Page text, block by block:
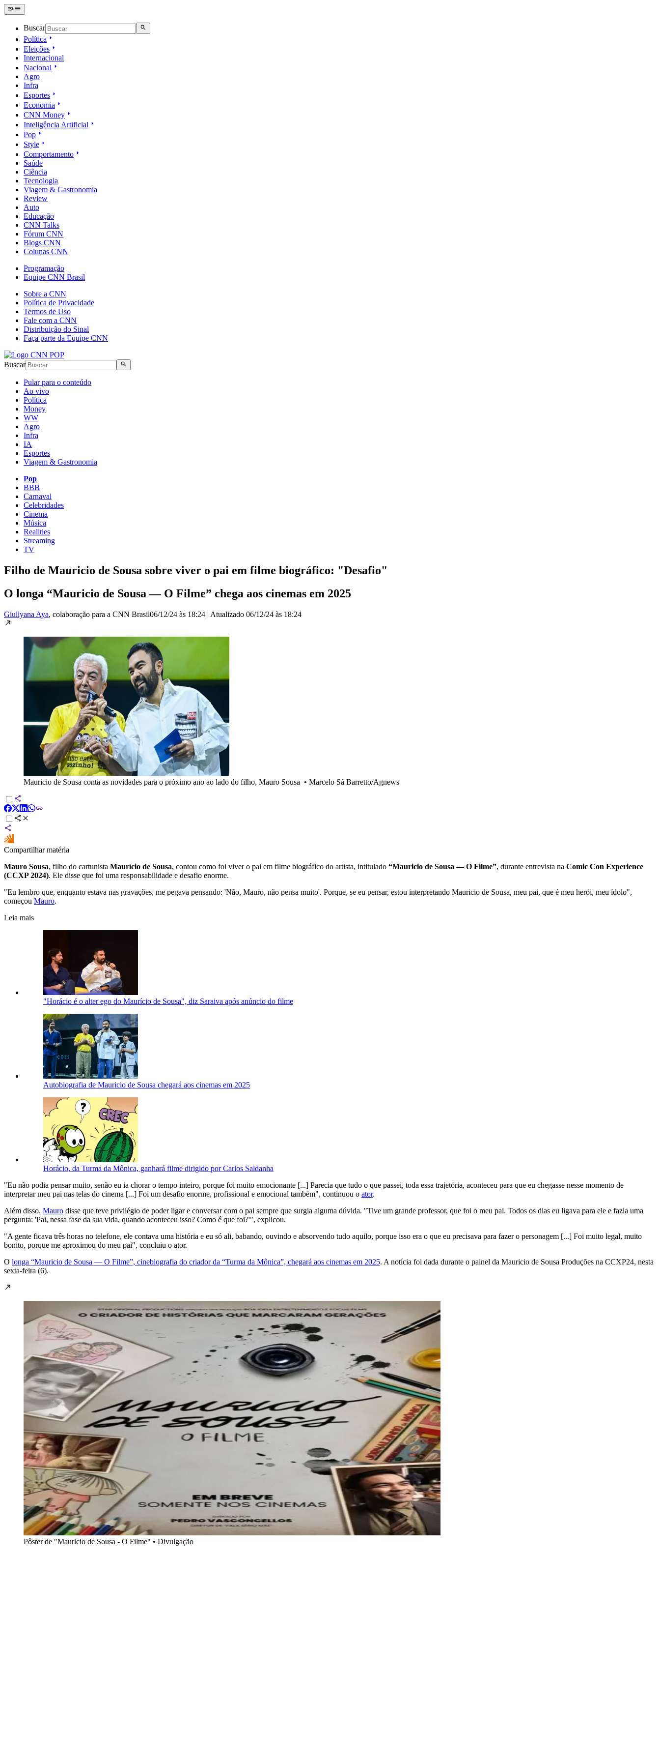
Buscar
Política
Eleições
Internacional
Nacional
Agro
Infra
Esportes
Economia
CNN Money
Inteligência Artificial
Pop
Style
Comportamento
Saúde
Ciência
Tecnologia
Viagem & Gastronomia
Review
Auto
Educação
CNN Talks
Fórum CNN
Blogs CNN
Colunas CNN
Programação
Equipe CNN Brasil
Sobre a CNN
Política de Privacidade
Termos de Uso
Fale com a CNN
Distribuição do Sinal
Faça parte da Equipe CNN
Buscar
Pular para o conteúdo
Ao vivo
Política
Money
WW
Agro
Infra
IA
Esportes
Viagem & Gastronomia
Pop
BBB
Carnaval
Celebridades
Cinema
Música
Realities
Streaming
TV
Filho de Mauricio de Sousa sobre viver o pai em filme biográfico: "Desafio"
O longa “Mauricio de Sousa — O Filme” chega aos cinemas em 2025
Giullyana Aya, colaboração para a CNN Brasil06/12/24 às 18:24 | Atualizado 06/12/24 às 18:24
Mauricio de Sousa conta as novidades para o próximo ano ao lado do filho, Mauro Sousa • Marcelo Sá Barretto/Agnews
Compartilhar matéria
Mauro Sousa, filho do cartunista Maurício de Sousa, contou como foi viver o pai em filme biográfico do artista, intitulado “Mauricio de Sousa — O Filme”, durante entrevista na Comic Con Experience
(CCXP 2024). Ele disse que foi uma responsabilidade e desafio enorme.
"Eu lembro que, enquanto estava nas gravações, me pegava pensando: 'Não, Mauro, não pensa muito'. Porque, se eu pensar, estou interpretando Mauricio de Sousa, meu pai, que é meu herói, meu ídolo",
começou Mauro.
Leia mais
"Horácio é o alter ego do Maurício de Sousa", diz Saraiva após anúncio do filme
Autobiografia de Mauricio de Sousa chegará aos cinemas em 2025
Horácio, da Turma da Mônica, ganhará filme dirigido por Carlos Saldanha
"Eu não podia pensar muito, senão eu ia chorar o tempo inteiro, porque foi muito emocionante [...] Parecia que tudo o que passei, toda essa trajetória, aconteceu para que eu chegasse nesse momento de
interpretar meu pai nas telas do cinema [...] Foi um desafio enorme, profissional e emocional também", continuou o ator.
Além disso, Mauro disse que teve privilégio de poder ligar e conversar com o pai sempre que surgia alguma dúvida. "Tive um grande professor, que foi o meu pai. Todos os dias eu ligava para ele e fazia uma
pergunta: 'Pai, nessa fase da sua vida, quando aconteceu isso? Como é que foi?'", explicou.
"A gente ficava três horas no telefone, ele contava uma história e eu só ali, babando, ouvindo e absorvendo tudo aquilo, porque isso era o que eu precisava para fazer o personagem [...] Foi muito legal, muito
bonito, porque me aproximou do meu pai", concluiu o ator.
O longa “Mauricio de Sousa — O Filme”, cinebiografia do criador da “Turma da Mônica”, chegará aos cinemas em 2025. A notícia foi dada durante o painel da Mauricio de Sousa Produções na CCXP24, nesta
sexta-feira (6).
Pôster de "Mauricio de Sousa - O Filme" • Divulgação